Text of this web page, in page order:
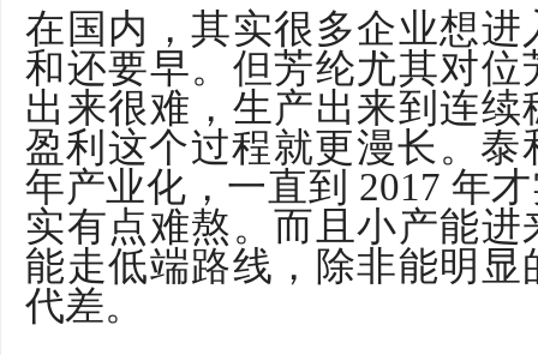
在国内，其实很多企业想
和还要早。但芳纶尤其对
出来很难，生产出来到连
盈利这个过程就更漫长。泰
年产业化，一直到 2017 年
实有点难熬。而且小产能
能走低端路线，除非能明
代差。